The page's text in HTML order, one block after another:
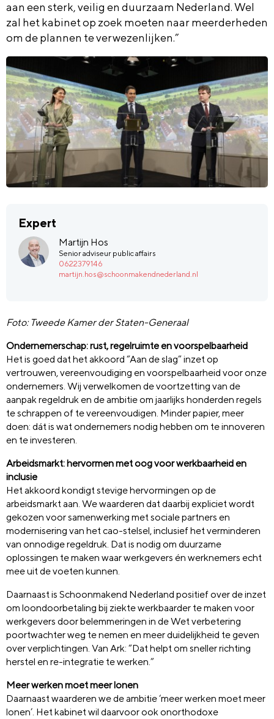
aan een sterk, veilig en duurzaam Nederland. Wel
zal het kabinet op zoek moeten naar meerderheden
om de plannen te verwezenlijken.”
Expert
Martijn Hos
Senior adviseur public affairs
0622379146
martijn.hos@schoonmakendnederland.nl
Foto: Tweede Kamer der Staten-Generaal
Ondernemerschap: rust, regelruimte en voorspelbaarheid
Het is goed dat het akkoord “Aan de slag” inzet op
vertrouwen, vereenvoudiging en voorspelbaarheid voor onze
ondernemers. Wij verwelkomen de voortzetting van de
aanpak regeldruk en de ambitie om jaarlijks honderden regels
te schrappen of te vereenvoudigen. Minder papier, meer
doen: dát is wat ondernemers nodig hebben om te innoveren
en te investeren.
Arbeidsmarkt: hervormen met oog voor werkbaarheid en
inclusie
Het akkoord kondigt stevige hervormingen op de
arbeidsmarkt aan. We waarderen dat daarbij expliciet wordt
gekozen voor samenwerking met sociale partners en
modernisering van het cao-stelsel, inclusief het verminderen
van onnodige regeldruk. Dat is nodig om duurzame
oplossingen te maken waar werkgevers én werknemers echt
mee uit de voeten kunnen.
Daarnaast is Schoonmakend Nederland positief over de inzet
om loondoorbetaling bij ziekte werkbaarder te maken voor
werkgevers door belemmeringen in de Wet verbetering
poortwachter weg te nemen en meer duidelijkheid te geven
over verplichtingen. Van Ark: “Dat helpt om sneller richting
herstel en re-integratie te werken.”
Meer werken moet meer lonen
Daarnaast waarderen we de ambitie ‘meer werken moet meer
lonen’. Het kabinet wil daarvoor ook onorthodoxe